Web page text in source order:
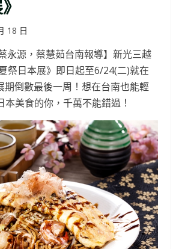
18 日
永源，蔡慧茹台南報導】新光三越
祭日本展》即日起至6/24(二)就在
期倒數最後一周！想在台南也能輕
美食的你，千萬不能錯過！